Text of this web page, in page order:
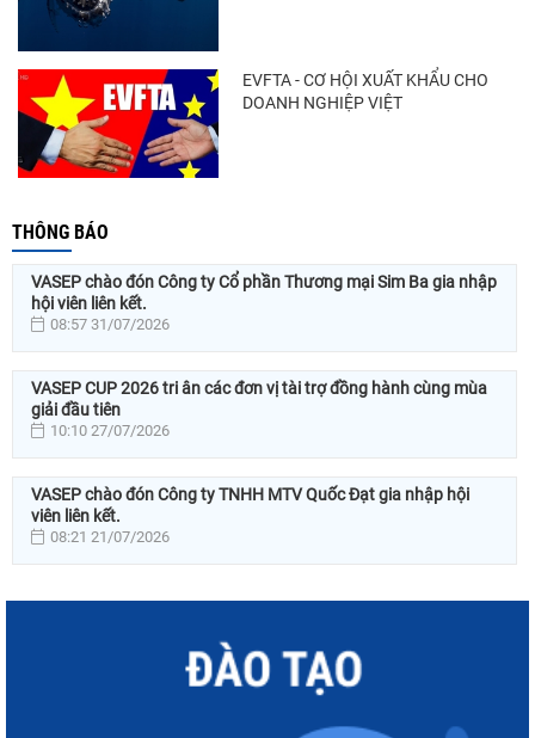
EVFTA - CƠ HỘI XUẤT KHẨU CHO
DOANH NGHIỆP VIỆT
THÔNG BÁO
VASEP chào đón Công ty Cổ phần Thương mại Sim Ba gia nhập
hội viên liên kết.
08:57 31/07/2026
VASEP CUP 2026 tri ân các đơn vị tài trợ đồng hành cùng mùa
giải đầu tiên
10:10 27/07/2026
VASEP chào đón Công ty TNHH MTV Quốc Đạt gia nhập hội
viên liên kết.
08:21 21/07/2026